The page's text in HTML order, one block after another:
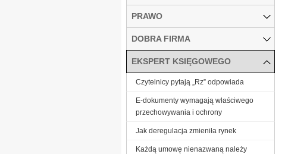
PRAWO
DOBRA FIRMA
EKSPERT KSIĘGOWEGO
Czytelnicy pytają „Rz” odpowiada
E-dokumenty wymagają właściwego
przechowywania i ochrony
Jak deregulacja zmieniła rynek
Każdą umowę nienazwaną należy